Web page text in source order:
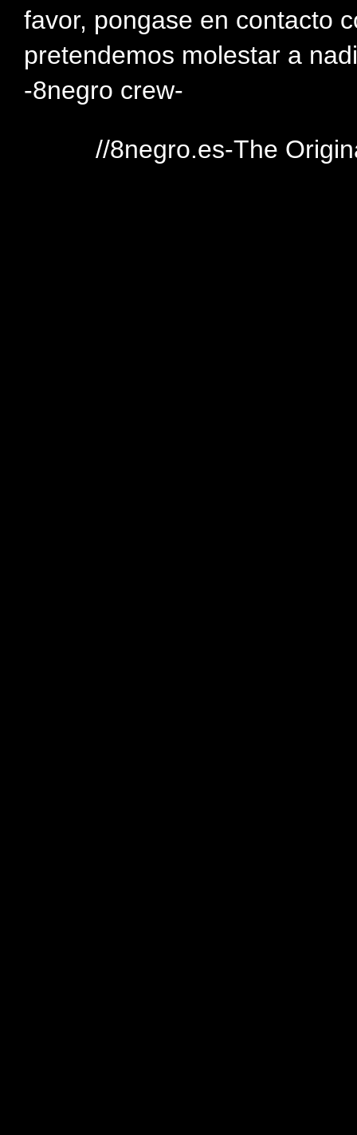
favor, pongase en contacto
pretendemos molestar a
-8negro crew-
//8negro.es-The